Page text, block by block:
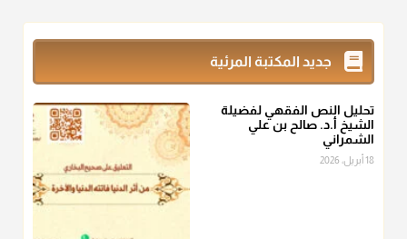
المعتدلين غير مقبوضتين ولا مبسوطتين أربع مرات من الرز أو البر
أو التمر أو اللحم
منذ 3 شهر
، فإلم يعلم إلا بعد ذلك لم تجزه لقولهﷺ:
جديد المكتبة المرئية
تحليل النص الفقهي لفضيلة
الشيخ أ.د. صالح بن علي
الشمراني
18 أبريل، 2026